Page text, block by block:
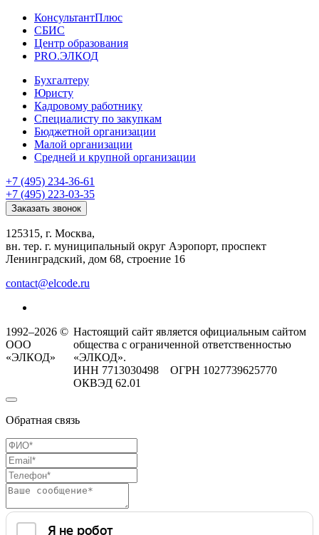
КонсультантПлюс
СБИС
Центр образования
PRO.ЭЛКОД
Бухгалтеру
Юристу
Кадровому работнику
Специалисту по закупкам
Бюджетной организации
Малой организации
Средней и крупной организации
+7 (495) 234-36-61
+7 (495) 223-03-35
Заказать звонок
125315, г. Москва,
вн. тер. г. муниципальный округ Аэропорт, проспект
Ленинградский, дом 68, строение 16
contact@elcode.ru
1992–2026 ©
ООО
«ЭЛКОД»
Настоящий сайт является официальным сайтом
общества с ограниченной ответственностью
«ЭЛКОД».
ИНН 7713030498 ОГРН 1027739625770
ОКВЭД 62.01
Обратная связь